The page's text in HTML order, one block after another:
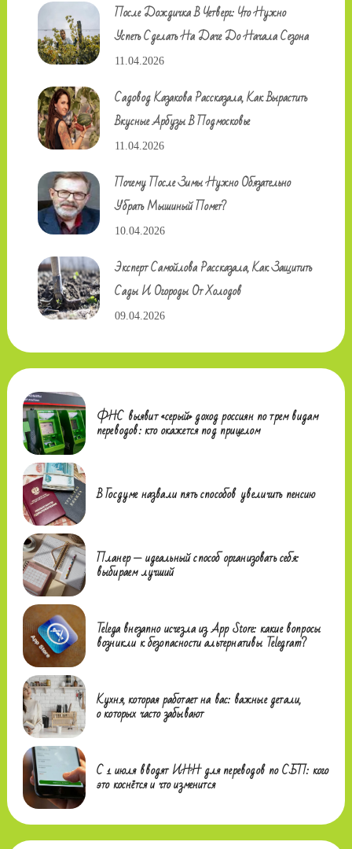
После Дождичка В Четверг: Что Нужно
Успеть Сделать На Даче До Начала Сезона
11.04.2026
Садовод Казакова Рассказала, Как Вырастить
Вкусные Арбузы В Подмосковье
11.04.2026
Почему После Зимы Нужно Обязательно
Убрать Мышиный Помет?
10.04.2026
Эксперт Самойлова Рассказала, Как Защитить
Сады И Огороды От Холодов
09.04.2026
ФНС выявит «серый» доход россиян по трем видам
переводов: кто окажется под прицелом
В Госдуме назвали пять способов увеличить пенсию
Планер — идеальный способ организовать себя:
выбираем лучший
Telega внезапно исчезла из App Store: какие вопросы
возникли к безопасности альтернативы Telegram?
Кухня, которая работает на вас: важные детали,
о которых часто забывают
С 1 июля вводят ИНН для переводов по СБП: кого
это коснётся и что изменится